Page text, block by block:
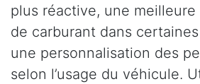
plus réactive, une meilleure
de carburant dans
une personnalisation des
selon l’usage du véhicule.